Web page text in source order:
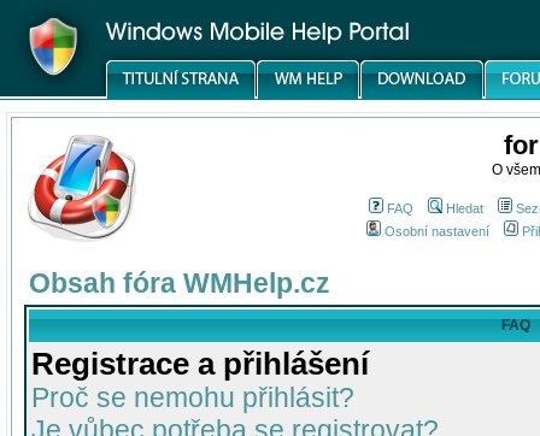
O
FAQ Hledat
Osobní nastavení
Obsah fóra WMHelp.cz
FAQ
Registrace a přihlášení
Proč se nemohu přihlásit?